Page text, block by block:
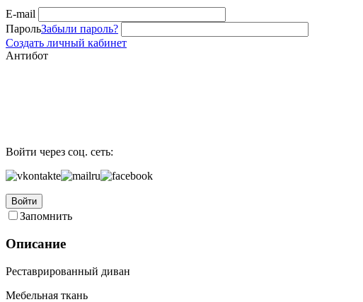
E-mail
ПарольЗабыли пароль?
Создать личный кабинет
Антибот
Войти через соц. сеть:
Войти
Запомнить
Описание
Реставрированный диван
Мебельная ткань